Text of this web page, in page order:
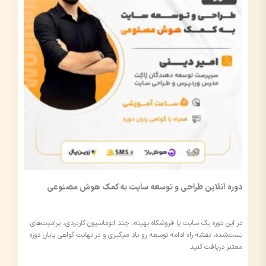
دوره آنلاین طراحی و توسعه سایت به کمک هوش مصنوعی
در این دوره یک سایت یا فروشگاه بهینه، چند اتوماسیون کاربردی، پرامپت‌های
تست‌شده، نقشه راه ادامه توسعه رو یاد میگیری و در نهایت گواهی پایان دوره
معتبر دریافت کنید.